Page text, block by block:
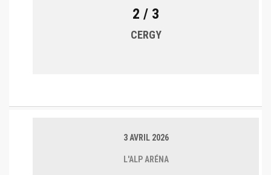
2 / 3
CERGY
3 AVRIL 2026
L'ALP ARÉNA